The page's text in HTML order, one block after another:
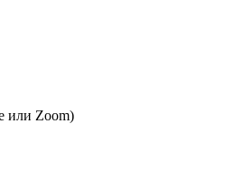
или Zoom)